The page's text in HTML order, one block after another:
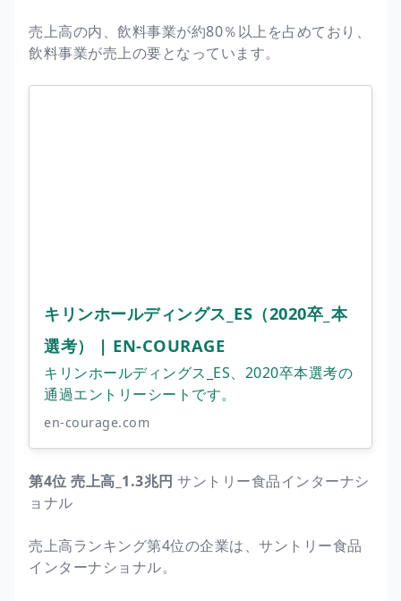
売上高の内、飲料事業が約80％以上を占めており、
飲料事業が売上の要となっています。
キリンホールディングス_ES（2020卒_本
選考） | EN-COURAGE
キリンホールディングス_ES、2020卒本選考の
通過エントリーシートです。
en-courage.com
第4位 売上高_1.3兆円 サントリー食品インターナシ
ョナル
売上高ランキング第4位の企業は、サントリー食品
インターナショナル。